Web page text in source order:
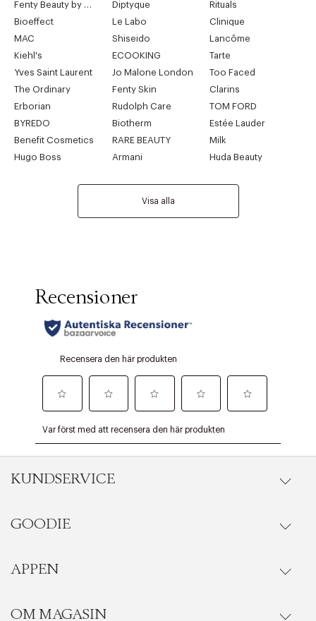
Diptyque
Rituals
Bioeffect
Le Labo
Clinique
MAC
Shiseido
Lancôme
Kiehl's
ECOOKING
Tarte
Yves Saint Laurent
Jo Malone London
Too Faced
The Ordinary
Fenty Skin
Clarins
Erborian
Rudolph Care
TOM FORD
BYREDO
Biotherm
Estée Lauder
Benefit Cosmetics
RARE BEAUTY
Milk
Hugo Boss
Armani Huda Beauty
Visa alla
KUNDSERVICE
Onlineköp
Orderstatus
Leverans
GOODIE
Förmåner
Vanliga frågor
APPEN
Se medlemsfördelarna i Goodie-appen
OM MAGASIN